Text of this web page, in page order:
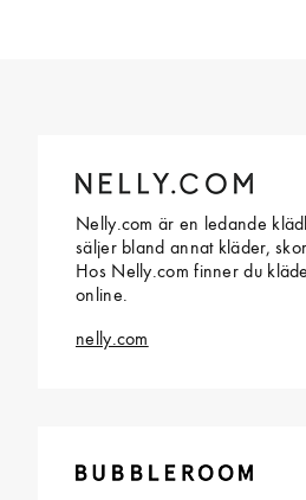
Nelly.com är en ledande
säljer bland annat kläder,
Hos Nelly.com finner du
online.
nelly.com